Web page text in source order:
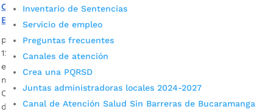
Inventario de Sentencias
Servicio de empleo
Preguntas frecuentes
Canales de atención
Crea una PQRSD
Juntas administradoras locales 2024-2027
Canal de Atención Salud Sin Barreras de Bucaramanga
Cárcel Modelo y las estaciones de Policía en
Bucaramanga
por Alcaldía de Bucaramanga
121 reclusos condenados que se encuentran en las
estaciones de Policía de Bucaramanga y su área
metropolitana serán trasladados en los próximos días a la
Cárcel de Palogordo. Audios: José David Cavanzo, secretario
del Interior de Bucaramanga / Brigadier general Norberto